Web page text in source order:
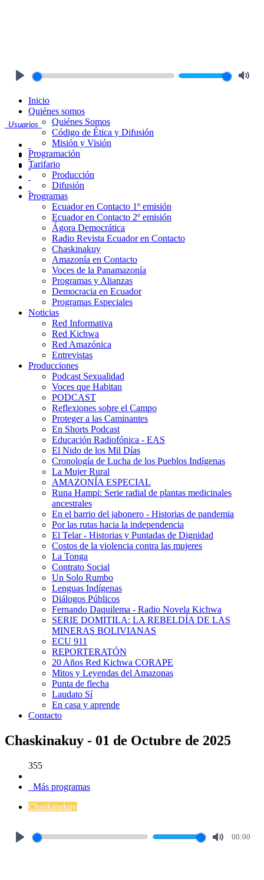
Usuarios
Inicio
Quiénes somos
Quiénes Somos
Código de Ética y Difusión
Misión y Visión
Programación
Tarifario
Producción
Difusión
Programas
Ecuador en Contacto 1º emisión
Ecuador en Contacto 2º emisión
Ágora Democrática
Radio Revista Ecuador en Contacto
Chaskinakuy
Amazonía en Contacto
Voces de la Panamazonía
Programas y Alianzas
Democracia en Ecuador
Programas Especiales
Noticias
Red Informativa
Red Kichwa
Red Amazónica
Entrevistas
Producciones
Podcast Sexualidad
Voces que Habitan
PODCAST
Reflexiones sobre el Campo
Proteger a las Caminantes
En Shorts Podcast
Educación Radiofónica - EAS
El Nido de los Mil Días
Cronología de Lucha de los Pueblos Indígenas
La Mujer Rural
AMAZONÍA ESPECIAL
Runa Hampi: Serie radial de plantas medicinales
ancestrales
En el barrio del jabonero - Historias de pandemia
Por las rutas hacia la independencia
El Telar - Historias y Puntadas de Dignidad
Costos de la violencia contra las mujeres
La Tonga
Contrato Social
Un Solo Rumbo
Lenguas Indígenas
Diálogos Públicos
Fernando Daquilema - Radio Novela Kichwa
SERIE DOMITILA: LA REBELDÍA DE LAS
MINERAS BOLIVIANAS
ECU 911
REPORTERATÓN
20 Años Red Kichwa CORAPE
Mitos y Leyendas del Amazonas
Punta de flecha
Laudato Sí
En casa y aprende
Contacto
Chaskinakuy - 01 de Octubre de 2025
355
Más programas
Chaskinakuy
00:00